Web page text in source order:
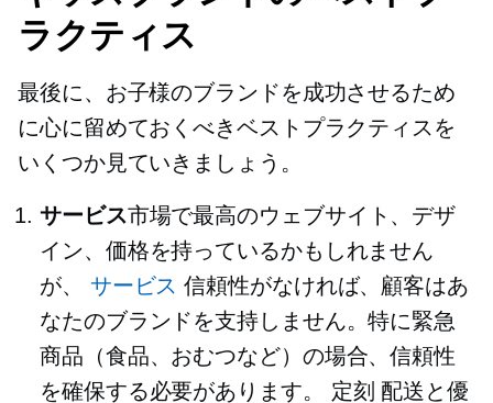
ラクティス
最後に、お子様のブランドを成功させるため
に心に留めておくべきベストプラクティスを
いくつか見ていきましょう。
サービス市場で最高のウェブサイト、デザ
イン、価格を持っているかもしれません
が、 サービス 信頼性がなければ、顧客はあ
なたのブランドを支持しません。特に緊急
商品（食品、おむつなど）の場合、信頼性
を確保する必要があります。 定刻 配送と優